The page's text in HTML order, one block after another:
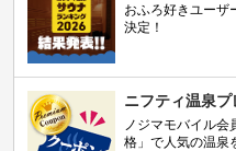
おふろ好きユーザ
決定！
ニフティ温泉
ノジマモバイル
格」で人気の温泉